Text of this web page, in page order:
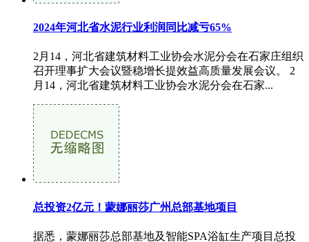
2024年河北省水泥行业利润同比减亏65%
2月14，河北省建筑材料工业协会水泥分会在石家庄组织
召开理事扩大会议暨稳增长提效益高质量发展会议。 2
月14，河北省建筑材料工业协会水泥分会在石家...
总投资2亿元！蒙娜丽莎广州总部基地项目
据悉，蒙娜丽莎总部基地及智能SPA浴缸生产项目总投